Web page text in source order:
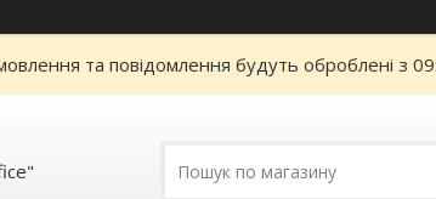
та повідомлення будуть оброблені з